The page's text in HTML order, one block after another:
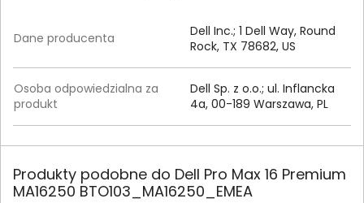
Dane producenta
Dell Inc.; 1 Dell Way, Round
Rock, TX 78682, US
Osoba odpowiedzialna za
produkt
Dell Sp. z o.o.; ul. Inflancka
4a, 00-189 Warszawa, PL
Produkty podobne do Dell Pro Max 16 Premium
MA16250 BTO103_MA16250_EMEA